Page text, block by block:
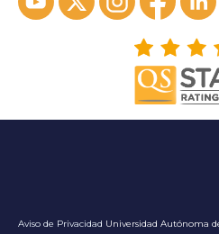
Aviso de Privacidad Universidad Autónoma